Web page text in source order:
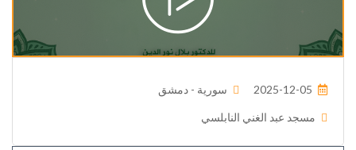
2025-12-05 سورية - دمشق
مسجد عبد الغني النابلسي